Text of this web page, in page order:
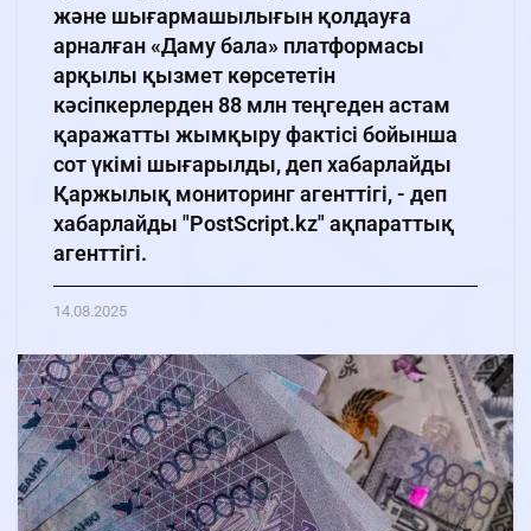
және шығармашылығын қолдауға
арналған «Даму бала» платформасы
арқылы қызмет көрсететін
кәсіпкерлерден 88 млн теңгеден астам
қаражатты жымқыру фактісі бойынша
сот үкімі шығарылды, деп хабарлайды
Қаржылық мониторинг агенттігі, - деп
хабарлайды "PostScript.kz" ақпараттық
агенттігі.
14.08.2025